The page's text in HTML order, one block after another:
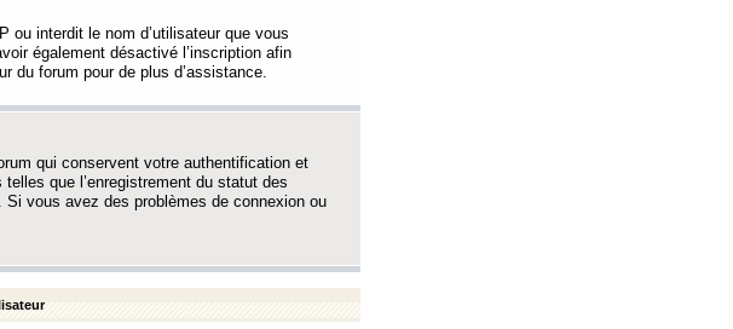
ou interdit le nom d’utilisateur que vous
également désactivé l’inscription afin
du forum pour de plus d’assistance.
qui conservent votre authentification et
que l’enregistrement du statut des
vous avez des problèmes de connexion ou